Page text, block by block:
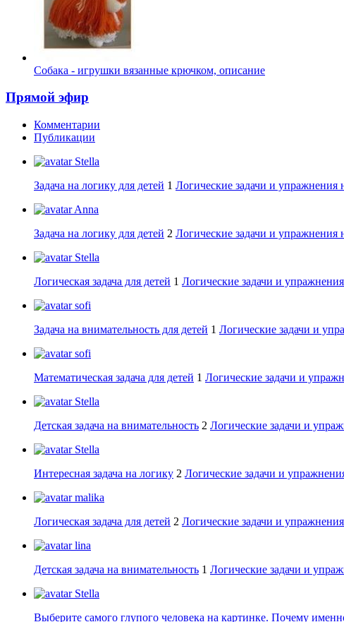
Собака - игрушки вязанные крючком, описание
Прямой эфир
Комментарии
Публикации
Stella
Задача на логику для детей 1 Логические задачи и упражнения
Anna
Задача на логику для детей 2 Логические задачи и упражнения
Stella
Логическая задача для детей 1 Логические задачи и
sofi
Задача на внимательность для детей 1 Логические задачи и
sofi
Математическая задача для детей 1 Логические задачи и
Stella
Детская задача на внимательность 2 Логические задачи и
Stella
Интересная задача на логику 2 Логические задачи и
malika
Логическая задача для детей 2 Логические задачи и
lina
Детская задача на внимательность 1 Логические задачи и
Stella
Выберите самого глупого человека на картинке. Почему